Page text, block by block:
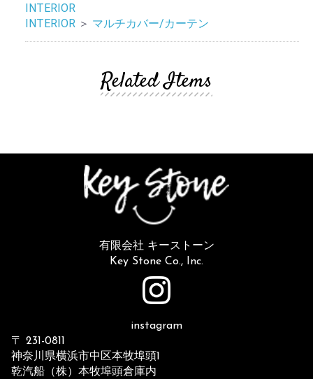
INTERIOR
INTERIOR ＞ マルチカバー/カーテン
Related Items
有限会社 キーストーン
Key Stone Co., Inc.
instagram
〒 231-0811
神奈川県横浜市中区本牧埠頭1
乾汽船（株）本牧埠頭倉庫内